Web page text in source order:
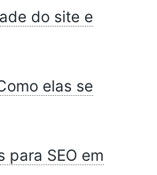
do site e
elas se
para SEO em